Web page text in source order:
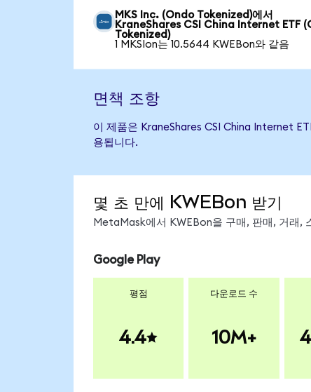
MKS Inc. (Ondo Tokenized)에서
KraneShares CSI China Internet ETF
Tokenized)
1 MKSIon는 10.5644 KWEBon와 같음
면책 조항
이 제품은 KraneShares CSI China Internet
용됩니다.
몇 초 만에 KWEBon 받기
MetaMask에서 KWEBon을 구매, 판매, 거래,
Google Play
평점
4.4
다운로드 수
10M+